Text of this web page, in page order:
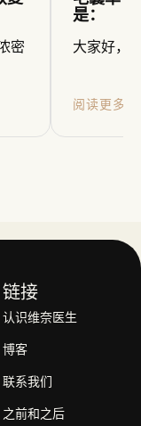
密
是：
大家好，
阅读更多
链接
认识维奈医生
博客
联系我们
之前和之后